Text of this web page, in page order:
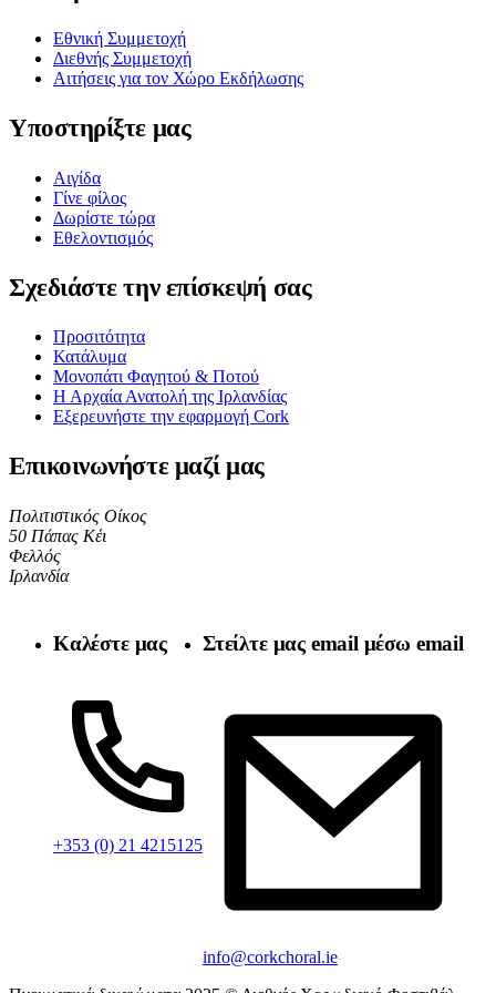
Εθνική Συμμετοχή
Διεθνής Συμμετοχή
Αιτήσεις για τον Χώρο Εκδήλωσης
Υποστηρίξτε μας
Αιγίδα
Γίνε φίλος
Δωρίστε τώρα
Εθελοντισμός
Σχεδιάστε την επίσκεψή σας
Προσιτότητα
Κατάλυμα
Μονοπάτι Φαγητού & Ποτού
Η Αρχαία Ανατολή της Ιρλανδίας
Εξερευνήστε την εφαρμογή Cork
Επικοινωνήστε μαζί μας
Πολιτιστικός Οίκος
50 Πάπας Κέι
Φελλός
Ιρλανδία
Καλέστε μας
+353 (0) 21 4215125
Στείλτε μας email μέσω email
info@corkchoral.ie